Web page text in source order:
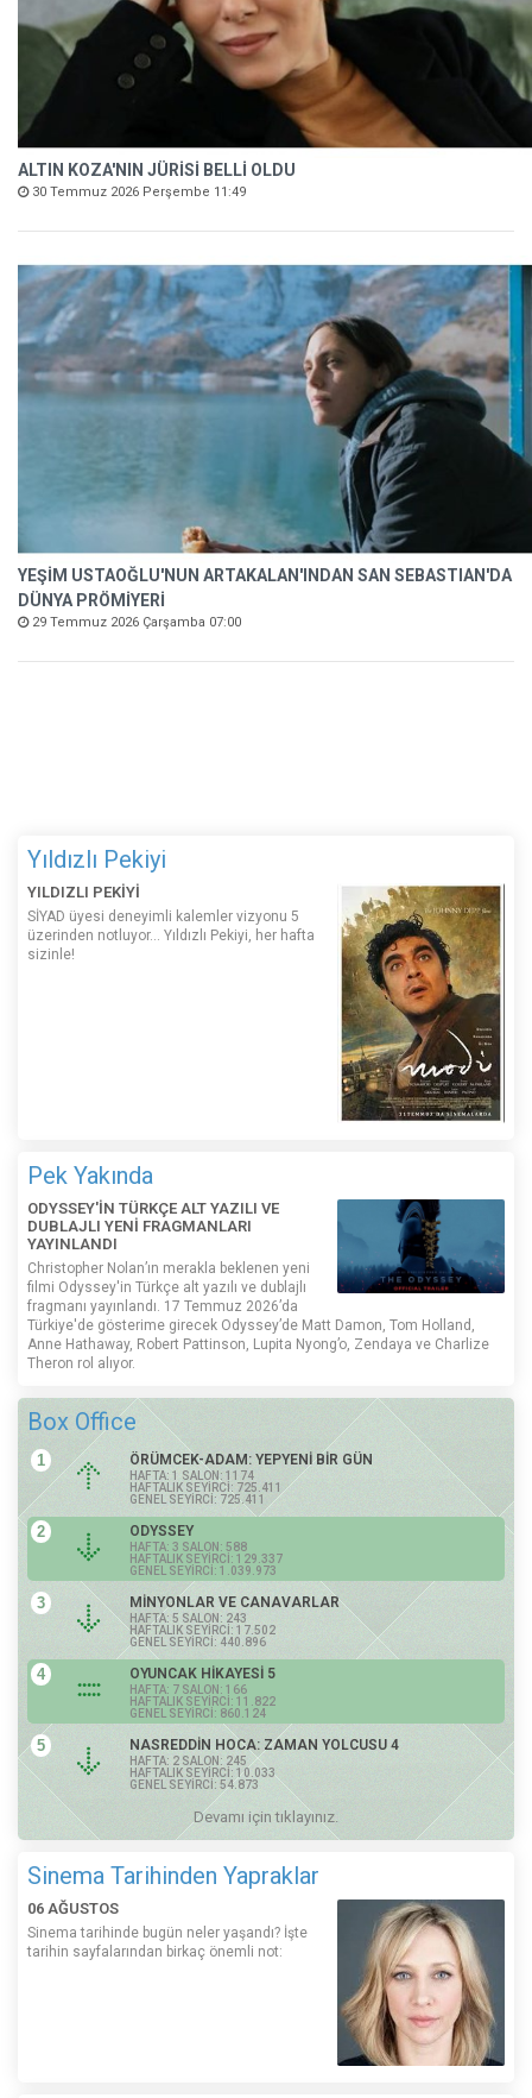
ALTIN KOZA'NIN JÜRİSİ BELLİ OLDU
30 Temmuz 2026 Perşembe 11:49
YEŞİM USTAOĞLU'NUN ARTAKALAN'INDAN SAN SEBASTIAN'DA
DÜNYA PRÖMİYERİ
29 Temmuz 2026 Çarşamba 07:00
Yıldızlı Pekiyi
YILDIZLI PEKİYİ
SİYAD üyesi deneyimli kalemler vizyonu 5
üzerinden notluyor... Yıldızlı Pekiyi, her hafta
sizinle!
Pek Yakında
ODYSSEY'İN TÜRKÇE ALT YAZILI VE
DUBLAJLI YENİ FRAGMANLARI
YAYINLANDI
Christopher Nolan’ın merakla beklenen yeni
filmi Odyssey'in Türkçe alt yazılı ve dublajlı
fragmanı yayınlandı. 17 Temmuz 2026’da
Türkiye'de gösterime girecek Odyssey’de Matt Damon, Tom Holland,
Anne Hathaway, Robert Pattinson, Lupita Nyong’o, Zendaya ve Charlize
Theron rol alıyor.
Box Office
1 ÖRÜMCEK-ADAM: YEPYENİ BİR GÜN
HAFTA: 1 SALON: 1174
HAFTALIK SEYİRCİ: 725.411
GENEL SEYİRCİ: 725.411
2 ODYSSEY
HAFTA: 3 SALON: 588
HAFTALIK SEYİRCİ: 129.337
GENEL SEYİRCİ: 1.039.973
3 MİNYONLAR VE CANAVARLAR
HAFTA: 5 SALON: 243
HAFTALIK SEYİRCİ: 17.502
GENEL SEYİRCİ: 440.896
4 OYUNCAK HİKAYESİ 5
HAFTA: 7 SALON: 166
HAFTALIK SEYİRCİ: 11.822
GENEL SEYİRCİ: 860.124
5 NASREDDİN HOCA: ZAMAN YOLCUSU 4
HAFTA: 2 SALON: 245
HAFTALIK SEYİRCİ: 10.033
GENEL SEYİRCİ: 54.873
Devamı için tıklayınız.
Sinema Tarihinden Yapraklar
06 AĞUSTOS
Sinema tarihinde bugün neler yaşandı? İşte
tarihin sayfalarından birkaç önemli not: